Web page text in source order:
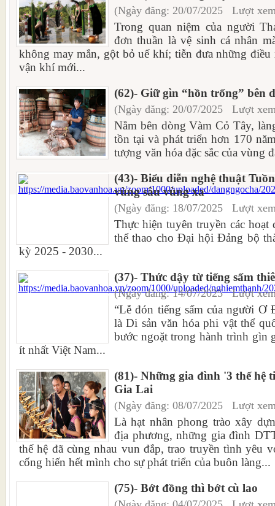
(Ngày đăng: 20/07/2025 Lượt
Trong quan niệm của người
đơn thuần là vệ sinh cá nhân
không may mắn, gột bỏ uế khí; tiễn đưa những
vận khí mới...
(62)- Giữ gìn “hồn trống” bên
(Ngày đăng: 20/07/2025 Lượt
Nằm bên dòng Vàm Cỏ Tây,
tồn tại và phát triển hơn 170
tượng văn hóa đặc sắc của vùng
(43)- Biểu diễn nghệ thuật
vùng sâu vùng xa
(Ngày đăng: 18/07/2025 Lượt
Thực hiện tuyên truyền các hoạt
thể thao cho Đại hội Đảng bộ
kỳ 2025 - 2030...
(37)- Thức dậy từ tiếng sấm
(Ngày đăng: 14/07/2025 Lượt
“Lễ đón tiếng sấm của người Ơ
là Di sản văn hóa phi vật thể
bước ngoặt trong hành trình gìn
ít nhất Việt Nam...
(81)- Những gia đình '3 thế hệ
Gia Lai
(Ngày đăng: 08/07/2025 Lượt
Là hạt nhân phong trào xây
địa phương, những gia đình
thế hệ đã cùng nhau vun đắp, trao truyền tình yêu
cống hiến hết mình cho sự phát triển của buôn làng...
(75)- Bớt đồng thì bớt cù lao